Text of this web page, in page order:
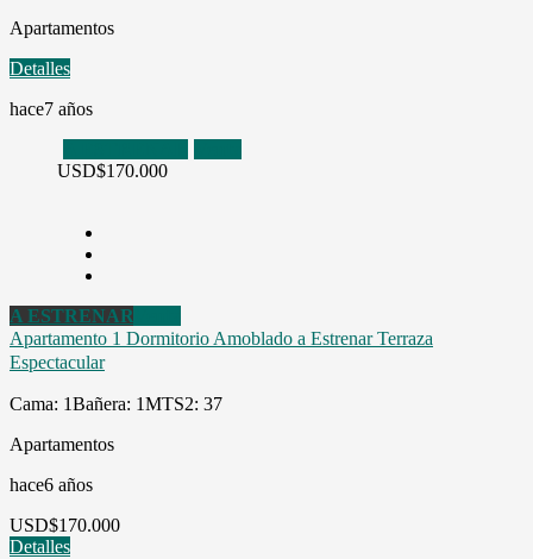
Apartamentos
Detalles
hace7 años
USD$170.000
A ESTRENAR
Apartamento 1 Dormitorio Amoblado a Estrenar Terraza
Espectacular
Cama: 1Bañera: 1MTS2: 37
Apartamentos
hace6 años
USD$170.000
Detalles